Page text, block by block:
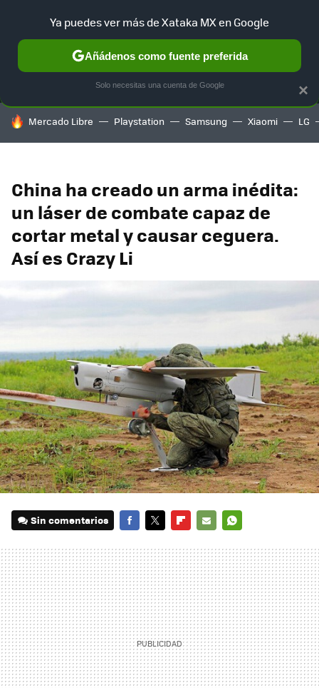
MENÚ NUEVO
GAMING HOME AUTO
HOY SE HABLA DE
Mercado Libre Playstation Samsung Xiaomi LG
China ha creado un arma inédita:
un láser de combate capaz de
cortar metal y causar ceguera.
Así es Crazy Li
Sin comentarios
MAIL
×
Ya puedes ver más de Xataka MX en Google
Añádenos como fuente preferida
Solo necesitas una cuenta de Google